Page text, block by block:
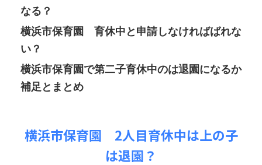
なる？
横浜市保育園 育休中と申請しなければばれな
い？
横浜市保育園で第二子育休中のは退園になるか
補足とまとめ
横浜市保育園 2人目育休中は上の子
は退園？